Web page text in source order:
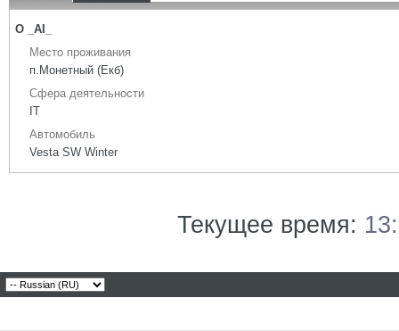
О _AI_
Место проживания
п.Монетный (Екб)
Сфера деятельности
IT
Автомобиль
Vesta SW Winter
Текущее время: